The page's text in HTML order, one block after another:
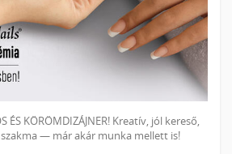
ÉS KÖRÖMDIZÁJNER! Kreatív, jól kereső,
— már akár munka mellett is!